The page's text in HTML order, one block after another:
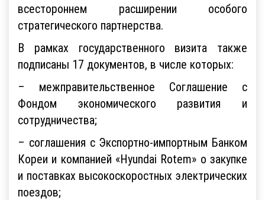
всестороннем расширении особого
стратегического партнерства.
В рамках государственного визита также
подписаны 17 документов, в числе которых:
– межправительственное Соглашение с
Фондом экономического развития и
сотрудничества;
– соглашения с Экспортно-импортным Банком
Кореи и компанией «Hyundai Rotem» о закупке
и поставках высокоскоростных электрических
поездов;